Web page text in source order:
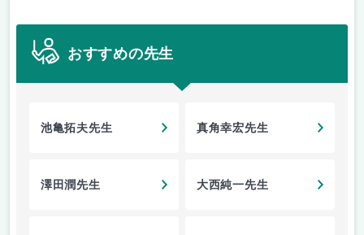
おすすめの先生
池亀拓夫先生 真角幸宏先生
澤田潤先生 大西純一先生